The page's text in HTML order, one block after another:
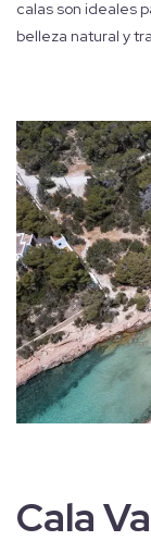
calas son ideales
belleza natural y
Cala